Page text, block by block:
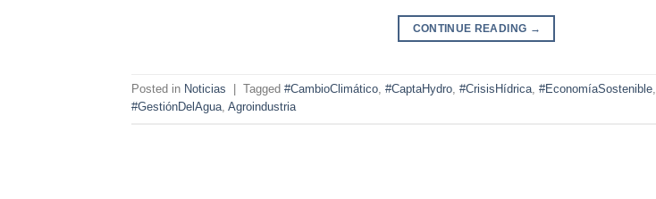
CONTINUE READING →
Posted in Noticias Tagged #CambioClimático, #CaptaHydro, #CrisisHídrica, #EconomíaSostenible,
#GestiónDelAgua, Agroindustria